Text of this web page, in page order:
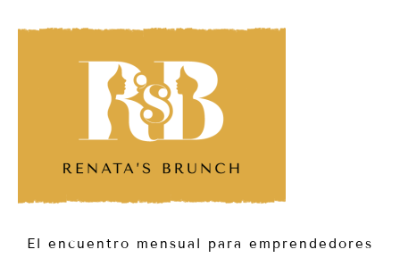
El encuentro mensual para emprendedores